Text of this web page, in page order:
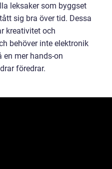
leksaker som byggset
sig bra över tid. Dessa
kreativitet och
behöver inte elektronik
en mer hands-on
föredrar.